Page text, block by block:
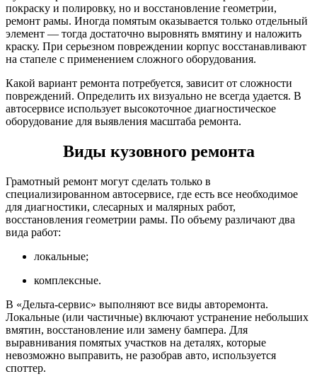
покраску и полировку, но и восстановление геометрии,
ремонт рамы. Иногда помятым оказывается только отдельный
элемент — тогда достаточно выровнять вмятину и наложить
краску. При серьезном повреждении корпус восстанавливают
на стапеле с применением сложного оборудования.
Какой вариант ремонта потребуется, зависит от сложности
повреждений. Определить их визуально не всегда удается. В
автосервисе использует высокоточное диагностическое
оборудование для выявления масштаба ремонта.
Виды кузовного ремонта
Грамотный ремонт могут сделать только в
специализированном автосервисе, где есть все необходимое
для диагностики, слесарных и малярных работ,
восстановления геометрии рамы. По объему различают два
вида работ:
локальные;
комплексные.
В «Дельта-сервис» выполняют все виды авторемонта.
Локальные (или частичные) включают устранение небольших
вмятин, восстановление или замену бампера. Для
выравнивания помятых участков на деталях, которые
невозможно выправить, не разобрав авто, используется
споттер.